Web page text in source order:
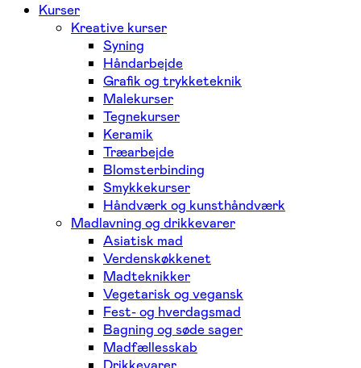
Kurser
Kreative kurser
Syning
Håndarbejde
Grafik og trykketeknik
Malekurser
Tegnekurser
Keramik
Træarbejde
Blomsterbinding
Smykkekurser
Håndværk og kunsthåndværk
Madlavning og drikkevarer
Asiatisk mad
Verdenskøkkenet
Madteknikker
Vegetarisk og vegansk
Fest- og hverdagsmad
Bagning og søde sager
Madfællesskab